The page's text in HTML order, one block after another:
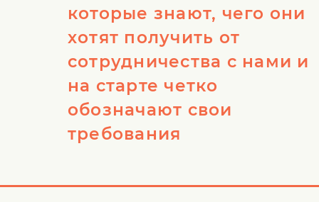
которые знают, чего они
хотят получить от
сотрудничества с нами и
на старте четко
обозначают свои
требования